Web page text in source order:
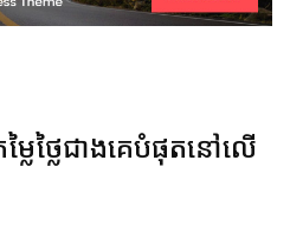
លៃថ្លៃជាងគេបំផុតនៅលើ